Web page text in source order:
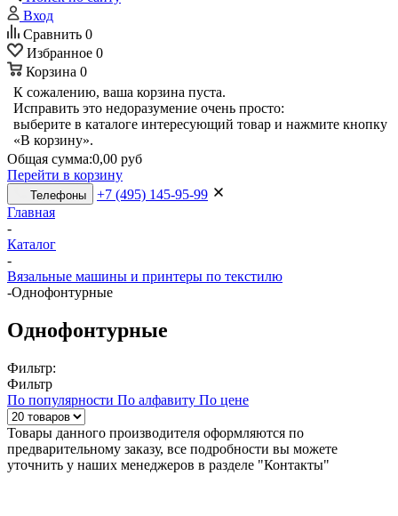
Вход
Сравнить 0
Избранное 0
Корзина 0
К сожалению, ваша корзина пуста.
Исправить это недоразумение очень просто:
выберите в каталоге интересующий товар и нажмите кнопку
«В корзину».
Общая сумма:0,00 руб
Перейти в корзину
Телефоны
+7 (495) 145-95-99
Главная
-
Каталог
-
Вязальные машины и принтеры по текстилю
-Однофонтурные
Однофонтурные
Фильтр:
Фильтр
По популярности По алфавиту По цене
Товары данного производителя оформляются по
предварительному заказу, все подробности вы можете
уточнить у наших менеджеров в разделе "Контакты"